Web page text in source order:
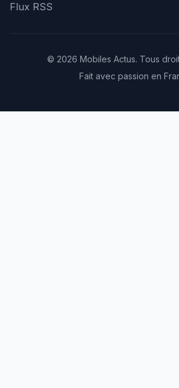
Flux RSS
© 2026 Mobiles Actus. Tous
Fait avec passion en